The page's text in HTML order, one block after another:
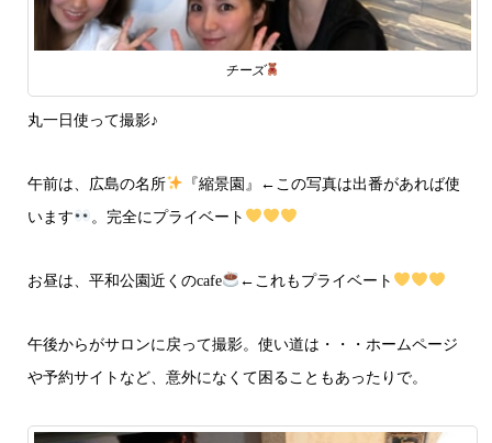
チーズ
丸一日使って撮影♪
午前は、広島の名所
『縮景園』←この写真は出番があれば使
います
。完全にプライベート
お昼は、平和公園近くのcafe ←これもプライベート
午後からがサロンに戻って撮影。使い道は・・・ホームページ
や予約サイトなど、意外になくて困ることもあったりで。